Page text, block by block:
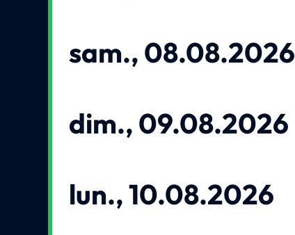
sam., 08.08.2026
dim., 09.08.2026
lun., 10.08.2026